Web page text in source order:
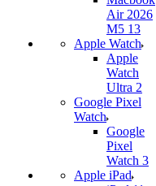
Air 2026
M5 13
Apple Watch
Apple
Watch
Ultra 2
Google Pixel
Watch
Google
Pixel
Watch 3
Apple iPad